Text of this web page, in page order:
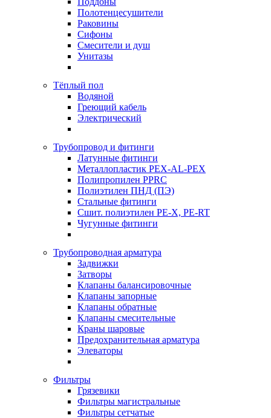
Полотенцесушители
Раковины
Сифоны
Смесители и душ
Унитазы
Тёплый пол
Водяной
Греющий кабель
Электрический
Трубопровод и фитинги
Латунные фитинги
Металлопластик PEX-AL-PEX
Полипропилен PPRC
Полиэтилен ПНД (ПЭ)
Стальные фитинги
Сшит. полиэтилен PE-X, PE-RT
Чугунные фитинги
Трубопроводная арматура
Задвижки
Затворы
Клапаны балансировочные
Клапаны запорные
Клапаны обратные
Клапаны смесительные
Краны шаровые
Предохранительная арматура
Элеваторы
Фильтры
Грязевики
Фильтры магистральные
Фильтры сетчатые